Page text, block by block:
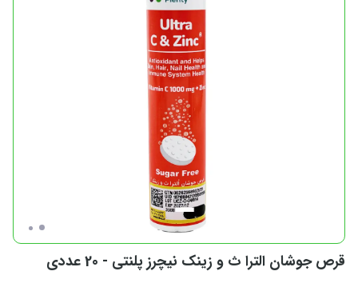
قرص جوشان الترا ث و زینک نیچرز پلنتی - 20 عددی